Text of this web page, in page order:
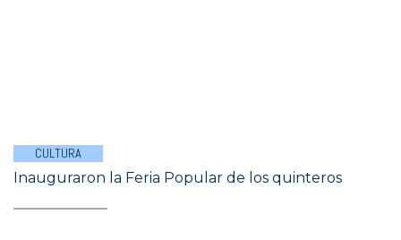
CULTURA
Inauguraron la Feria Popular de los quinteros